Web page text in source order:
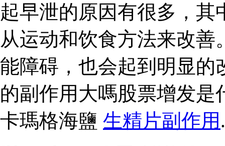
起早泄的原因有很多，
从运动和饮食方法来改
能障碍，也会起到明显
的副作用大嗎股票增发
卡瑪格海鹽 生精片副作用 .